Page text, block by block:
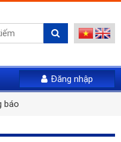
gửi link khởi tạo mật
của bạn
tính *
thoại *
Đăng nhập
báo